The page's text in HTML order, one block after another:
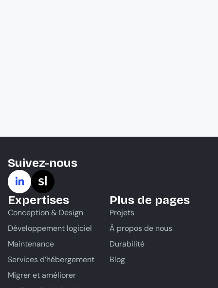
Suivez-nous
Expertises
Conception & Design
Développement logiciel
Maintenance
Services d’hébergement
Migrer et améliorer
Plus de pages
Projets
À propos de nous
Durabilité
Blog